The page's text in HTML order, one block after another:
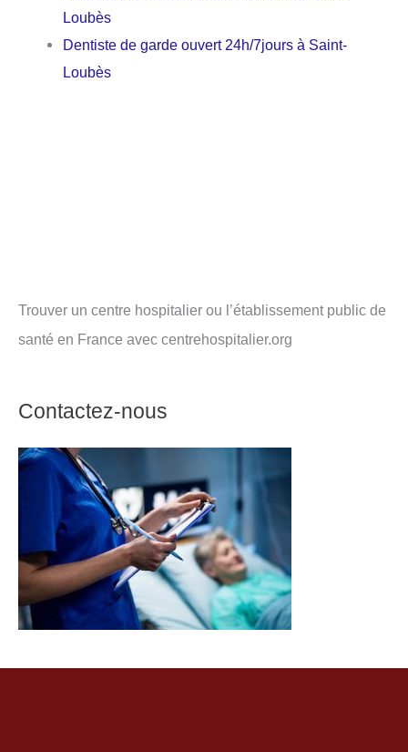
Loubès
Dentiste de garde ouvert 24h/7jours à Saint-
Loubès
Trouver un centre hospitalier ou l’établissement public de
santé en France avec centrehospitalier.org
Contactez-nous